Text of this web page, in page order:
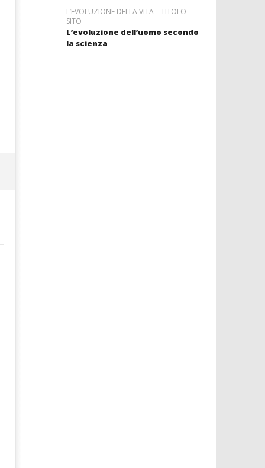
L’EVOLUZIONE DELLA VITA – TITOLO
SITO
L’evoluzione dell’uomo secondo
la scienza